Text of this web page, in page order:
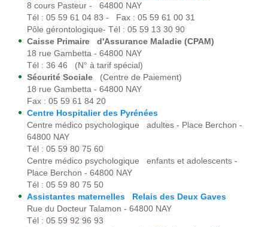
8 cours Pasteur - 64800 NAY
Tél : 05 59 61 04 83 - Fax : 05 59 61 00 31
Pôle gérontologique- Tél : 05 59 13 30 90
Caisse Primaire d'Assurance Maladie (CPAM)
18 rue Gambetta - 64800 NAY
Tél : 36 46 (N° à tarif spécial)
Sécurité Sociale
(Centre de Paiement)
18 rue Gambetta - 64800 NAY
Fax : 05 59 61 84 20
Centre Hospitalier des Pyrénées
Centre médico psychologique adultes - Place Berchon -
64800 NAY
Tél : 05 59 80 75 60
Centre médico psychologique enfants et adolescents -
Place Berchon - 64800 NAY
Tél : 05 59 80 75 50
Assistantes maternelles Relais des Deux Gaves
Rue du Docteur Talamon - 64800 NAY
Tél : 05 59 92 96 93